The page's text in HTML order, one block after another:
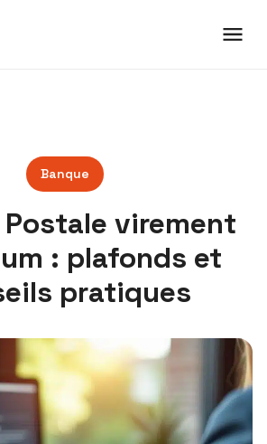
Banque
virement
: plafonds et
pratiques